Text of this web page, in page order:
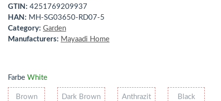
GTIN: 4251769209937
HAN: MH-SG03650-RD07-5
Category: Garden
Manufacturers: Mayaadi Home
Farbe White
BrownBrown Dark BrownDark Brown
AnthrazitAnthrazitBlackBlack